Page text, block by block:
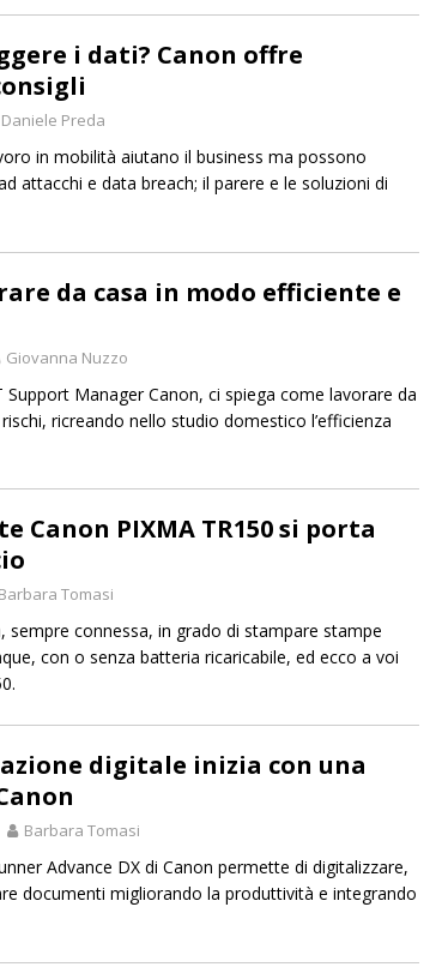
i dati? Canon offre
Daniele Preda
in mobilità aiutano il business ma possono
attacchi e data breach; il parere e le soluzioni di
da casa in modo efficiente e
Giovanna Nuzzo
Support Manager Canon, ci spiega come lavorare da
ricreando nello studio domestico l’efficienza
Canon PIXMA TR150 si porta
Barbara Tomasi
sempre connessa, in grado di stampare stampe
con o senza batteria ricaricabile, ed ecco a voi
digitale inizia con una
Barbara Tomasi
Advance DX di Canon permette di digitalizzare,
documenti migliorando la produttività e integrando